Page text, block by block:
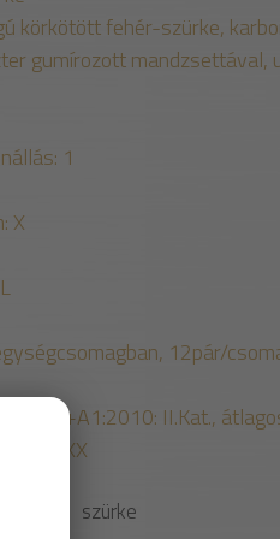
körkötött fehér-szürke,
gumírozott mandzsettával,
1
X
12pár/
II.Kat.,
214XX
szürke